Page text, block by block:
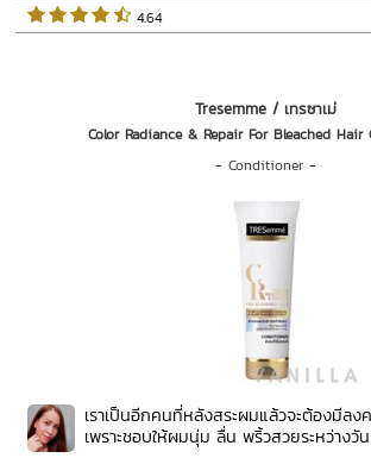
4.64
Tresemme / เทรซาเม่
Color Radiance & Repair For Bleached
-Conditioner -
เราเป็นอีกคนที่หลังสระผมแล้วจะต้องมีล
เพราะชอบให้ผมนุ่ม ลื่น พริ้วสวยระหว่างวัน